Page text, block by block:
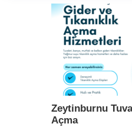
Zeytinburnu
Açma